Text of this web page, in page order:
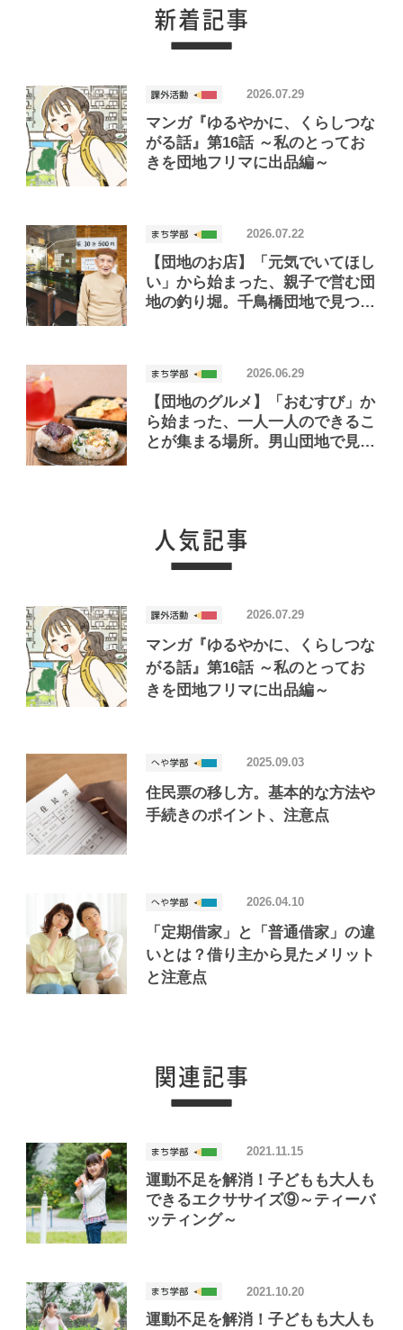
マンガ『ゆるやかに、くらしつな
がる話』第16話 ～私のとってお
きを団地フリマに出品編～
2026.07.29
【団地のお店】「元気でいてほし
い」から始まった、親子で営む団
地の釣り堀。千鳥橋団地で見つけ
2026.07.22
【団地のグルメ】「おむすび」か
ら始まった、一人一人のできるこ
とが集まる場所。男山団地で見つ
2026.06.29
マンガ『ゆるやかに、くらしつな
がる話』第16話 ～私のとってお
きを団地フリマに出品編～
2026.07.29
住民票の移し方。基本的な方法や
手続きのポイント、注意点
2025.09.03
「定期借家」と「普通借家」の違
いとは？借り主から見たメリット
と注意点
2026.04.10
運動不足を解消！子どもも大人も
できるエクササイズ⑨～ティーバ
ッティング～
2021.11.15
運動不足を解消！子どもも大人も
2021.10.20